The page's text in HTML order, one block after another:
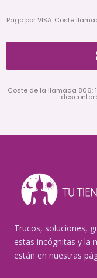
Pago por VISA. Coste
Coste de la llamada 806:
Trucos, soluciones,
estas incógnitas y la
están en nuestras